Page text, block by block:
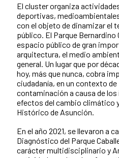
El cluster organiza
deportivas,
con el objeto de dinamizar el
público. El Parque Bernardino
espacio público de gran
arquitectura, el medio
general. Un lugar que por
hoy, más que nunca, cobra
ciudadanía, en un contexto
contaminación a causa de los
efectos del cambio climático
Histórico de Asunción.
En el año 2021, se llevaron a
Diagnóstico del Parque
carácter multidisciplinario y